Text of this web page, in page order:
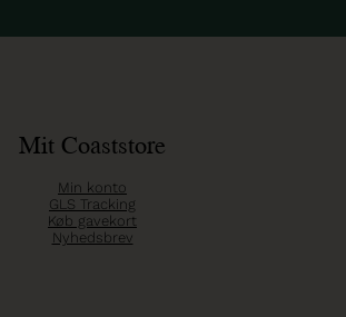
Mit Coaststore
Min konto
GLS Tracking
Køb gavekort
Nyhedsbrev